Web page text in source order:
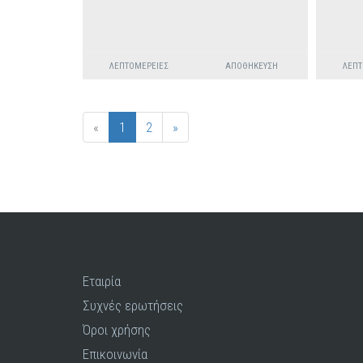
ΛΕΠΤΟΜΈΡΕΙΕΣ ΑΠΟΘΉΚΕΥΣΗ
« 1 2 »
Εταιρία
Συχνές ερωτήσεις
Όροι χρήσης
Επικοινωνία